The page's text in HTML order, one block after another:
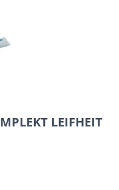
LEIFHEIT